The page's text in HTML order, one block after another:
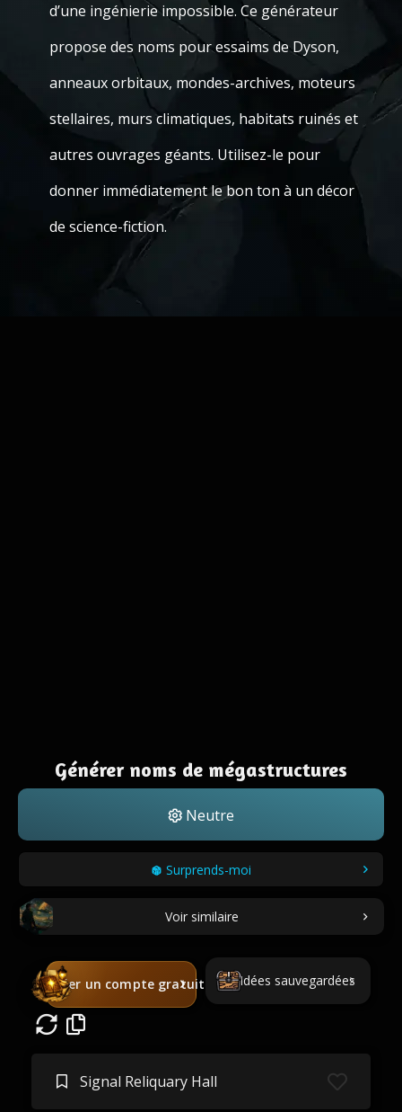
d’une ingénierie impossible. Ce générateur
propose des noms pour essaims de Dyson,
anneaux orbitaux, mondes-archives, moteurs
stellaires, murs climatiques, habitats ruinés et
autres ouvrages géants. Utilisez-le pour
donner immédiatement le bon ton à un décor
de science-fiction.
Générer noms de mégastructures
Neutre
Surprends-moi
Voir similaire
Créer un compte gratuit Idées sauvegardées
Signal Reliquary Hall